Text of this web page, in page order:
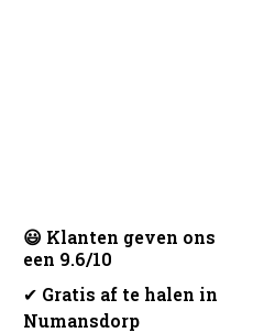
😃 Klanten geven ons
een 9.6/10
✔ Gratis af te halen in
Numansdorp